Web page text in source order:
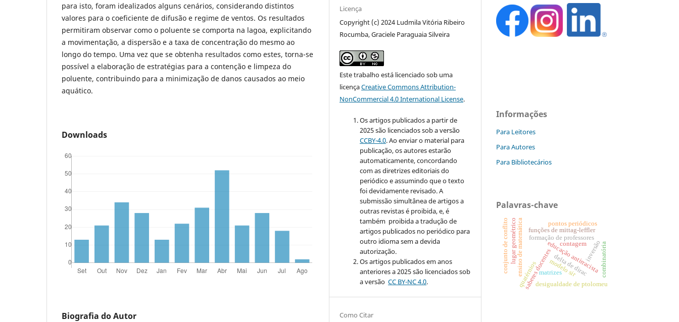
para isto, foram idealizados alguns cenários, considerando distintos
valores para o coeficiente de difusão e regime de ventos. Os resultados
permitiram observar como o poluente se comporta na lagoa, explicitando
a movimentação, a dispersão e a taxa de concentração do mesmo ao
longo do tempo. Uma vez que se obtenha resultados como estes, torna-se
possível a elaboração de estratégias para a contenção e limpeza do
poluente, contribuindo para a minimização de danos causados ao meio
aquático.
Downloads
Biografia do Autor
Licença
Copyright (c) 2024 Ludmila Vitória Ribeiro
Rocumba, Graciele Paraguaia Silveira
Este trabalho está licenciado sob uma
licençaCreative Commons Attribution-
NonCommercial 4.0 International License.
Os artigos publicados a partir de
2025 são licenciados sob a versão
CCBY-4.0. Ao enviar o material para
publicação, os autores estarão
automaticamente, concordando
com as diretrizes editoriais do
periódico e assumindo que o texto
foi devidamente revisado. A
submissão simultânea de artigos a
outras revistas é proibida, e, é
também proibida a tradução de
artigos publicados no periódico para
outro idioma sem a devida
autorização.
Os artigos publicados em anos
anteriores a 2025 são licenciados sob
a versãoCC BY-NC 4.0.
Como Citar
Informações
Para Leitores
Para Autores
Para Bibliotecários
Palavras-chave
formação de professores
educação antirracista
ensino de matemáticasaberes docentes
funções de mittag-leffler
quatérniosdesigualdade de ptolomeu
inversão
lugar geométrico
conjunto de conflito delta de dirac combinatória
matrizes
contagem
modelo sir
pontos periódicos